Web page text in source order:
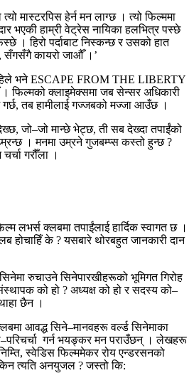
मास्टरपिस हेर्न मन लाग्छ । त्यो फिल्ममा
भएकी हाम्री वेट्रेस नायिका हलभित्र पस्छे
। हिरो पर्दाबाट निस्कन्छ र उसको हात
सँगसँगै कायरो जाऔँ ।’
भने ESCAPE FROM THE LIBERTY
फिल्मको क्लाइमेक्समा जब सेन्सर अधिकारी
तब हामीलाई गज्जबको मज्जा आउँछ ।
जो–जो मान्छे भेट्छ, ती सब देख्दा तपाईंंको
। मनमा उम्रने गुजबम्प्स कस्तो हुन्छ ?
गरौँला ।
लभर्स क्लबमा तपाईंलाई हार्दिक स्वागत छ ।
होचाहिँ के ? यसबारे थोरबहुत जानकारी दान
रुचाउने सिनेपारखीहरूको भूमिगत गिरोह
को हो ? अध्यक्ष को हो र सदस्य को–
छैन ।
आवद्ध सिने–मानवहरू वर्ल्ड सिनेमाका
गर्न भयङ्कर मन पराउँछन् । लेखहरू
स्वेडिस फिल्ममेकर रोय एन्डरसनको
त्यति अनयुजल ? जस्तो कि: